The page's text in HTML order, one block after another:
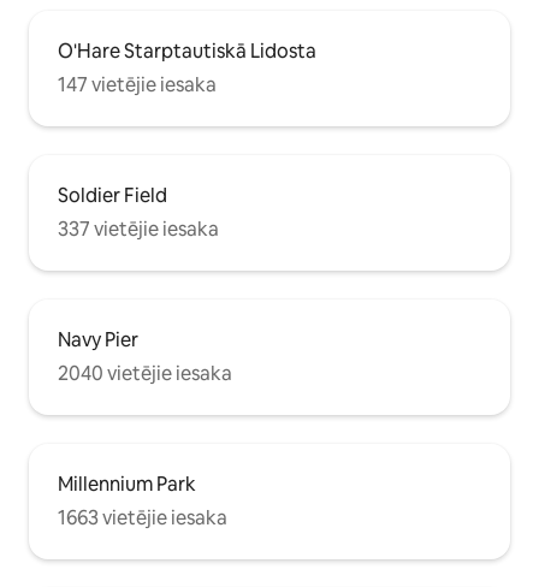
O'Hare Starptautiskā Lidosta
147 vietējie iesaka
Soldier Field
337 vietējie iesaka
Navy Pier
2040 vietējie iesaka
Millennium Park
1663 vietējie iesaka